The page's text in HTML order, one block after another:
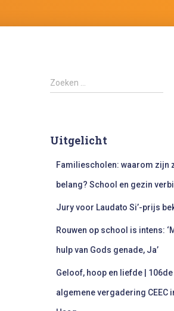
Z
o
n
Zoeken …
Uitgelicht
Familiescholen: waarom zijn
belang? School en gezin
Jury voor Laudato Si’-prijs
Rouwen op school is intens:
hulp van Gods genade, Ja’
Geloof, hoop en liefde | 106de
algemene vergadering CEEC